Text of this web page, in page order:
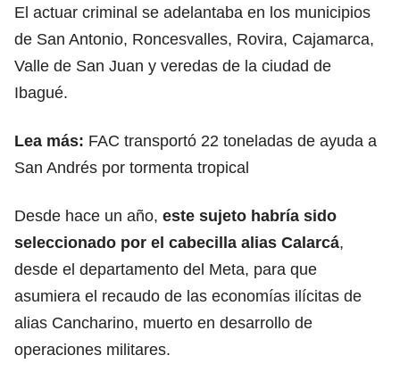
El actuar criminal se adelantaba en los municipios
de San Antonio, Roncesvalles, Rovira, Cajamarca,
Valle de San Juan y veredas de la ciudad de
Ibagué.
Lea más: FAC transportó 22 toneladas de ayuda a
San Andrés por tormenta tropical
Desde hace un año, este sujeto habría sido
seleccionado por el cabecilla alias Calarcá,
desde el departamento del Meta, para que
asumiera el recaudo de las economías ilícitas de
alias Cancharino, muerto en desarrollo de
operaciones militares.